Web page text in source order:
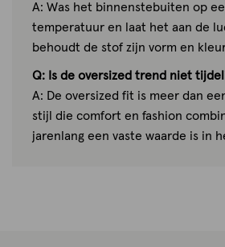
A: Was het binnenstebuiten op
temperatuur en laat het aan de
behoudt de stof zijn vorm en
Q: Is de oversized trend niet
A: De oversized fit is meer dan
stijl die comfort en fashion
jarenlang een vaste waarde is in